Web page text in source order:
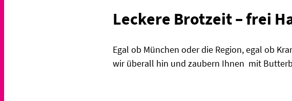
Leckere Brotzeit – frei
Egal ob München oder die Region, egal ob
wir überall hin und zaubern Ihnen mit